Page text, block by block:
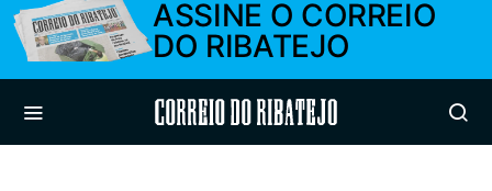
ASSINE O CORREIO
DO RIBATEJO
Correio do Ribatejo